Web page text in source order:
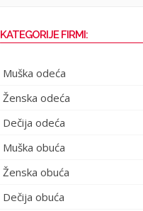
KATEGORIJE FIRMI:
Muška odeća
Ženska odeća
Dečija odeća
Muška obuća
Ženska obuća
Dečija obuća